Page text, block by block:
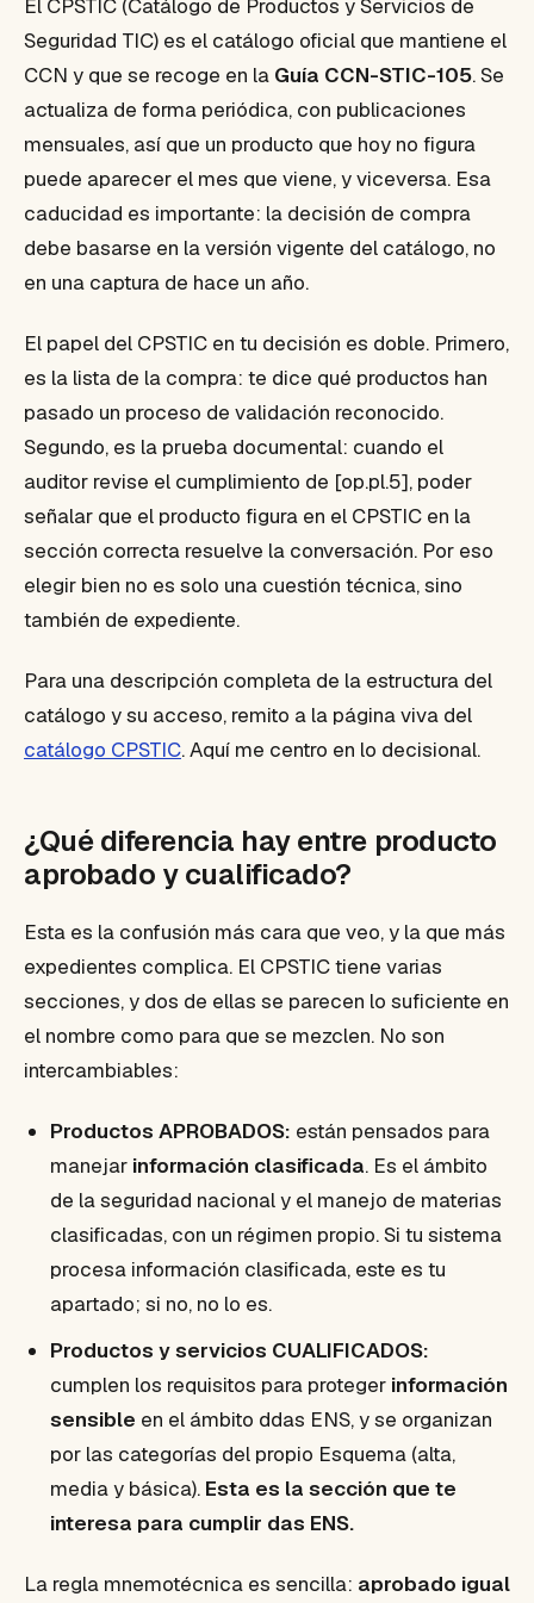
El CPSTIC (Catálogo de Productos y Servicios de
Seguridad TIC) es el catálogo oficial que mantiene el
CCN y que se recoge en la Guía CCN-STIC-105. Se
actualiza de forma periódica, con publicaciones
mensuales, así que un producto que hoy no figura
puede aparecer el mes que viene, y viceversa. Esa
caducidad es importante: la decisión de compra
debe basarse en la versión vigente del catálogo, no
en una captura de hace un año.
El papel del CPSTIC en tu decisión es doble. Primero,
es la lista de la compra: te dice qué productos han
pasado un proceso de validación reconocido.
Segundo, es la prueba documental: cuando el
auditor revise el cumplimiento de [op.pl.5], poder
señalar que el producto figura en el CPSTIC en la
sección correcta resuelve la conversación. Por eso
elegir bien no es solo una cuestión técnica, sino
también de expediente.
Para una descripción completa de la estructura del
catálogo y su acceso, remito a la página viva del
catálogo CPSTIC. Aquí me centro en lo decisional.
¿Qué diferencia hay entre producto
aprobado y cualificado?
Esta es la confusión más cara que veo, y la que más
expedientes complica. El CPSTIC tiene varias
secciones, y dos de ellas se parecen lo suficiente en
el nombre como para que se mezclen. No son
intercambiables:
Productos APROBADOS: están pensados para
manejar información clasificada. Es el ámbito
de la seguridad nacional y el manejo de materias
clasificadas, con un régimen propio. Si tu sistema
procesa información clasificada, este es tu
apartado; si no, no lo es.
Productos y servicios CUALIFICADOS:
cumplen los requisitos para proteger información
sensible en el ámbito ddas ENS, y se organizan
por las categorías del propio Esquema (alta,
media y básica). Esta es la sección que te
interesa para cumplir das ENS.
La regla mnemotécnica es sencilla: aprobado igual